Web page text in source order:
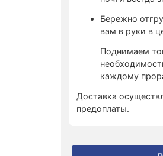
Бережно
вам в руки в
Поднимаем
каждому
Доставка
предоплаты.